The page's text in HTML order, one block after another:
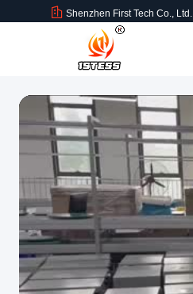
Shenzhen First Tech Co., Ltd.